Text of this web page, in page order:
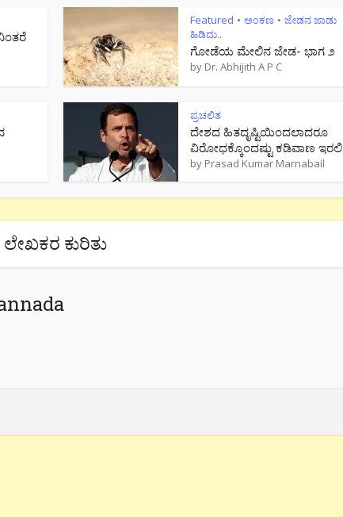
Featured • ಅಂಕಣ • ಜೇಡನ ಜಾಡು
ಹಿಡಿದು..
ಗೋಡೆಯ ಮೇಲಿನ ಜೇಡ- ಭಾಗ ೨
by Dr. Abhijith A P C
ಪ್ರಚಲಿತ
ದೇಶದ ಹಿತದೃಷ್ಟಿಯಿಂದಲಾದರೂ
ವಿರೋಧಕ್ಕೊಂದಷ್ಟು ಕಡಿವಾಣ ಇರಲಿ
by Prasad Kumar Marnabail
ಲೇಖಕರ ಕುರಿತು